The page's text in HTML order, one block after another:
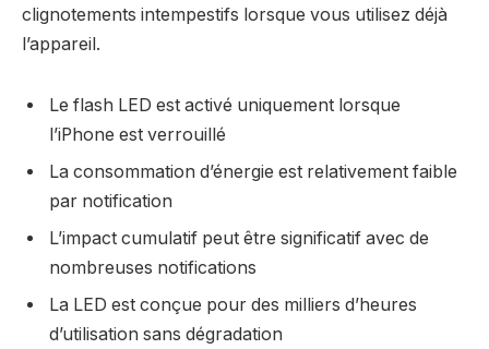
clignotements intempestifs lorsque vous utilisez déjà
l’appareil.
Le flash LED est activé uniquement lorsque
l’iPhone est verrouillé
La consommation d’énergie est relativement faible
par notification
L’impact cumulatif peut être significatif avec de
nombreuses notifications
La LED est conçue pour des milliers d’heures
d’utilisation sans dégradation